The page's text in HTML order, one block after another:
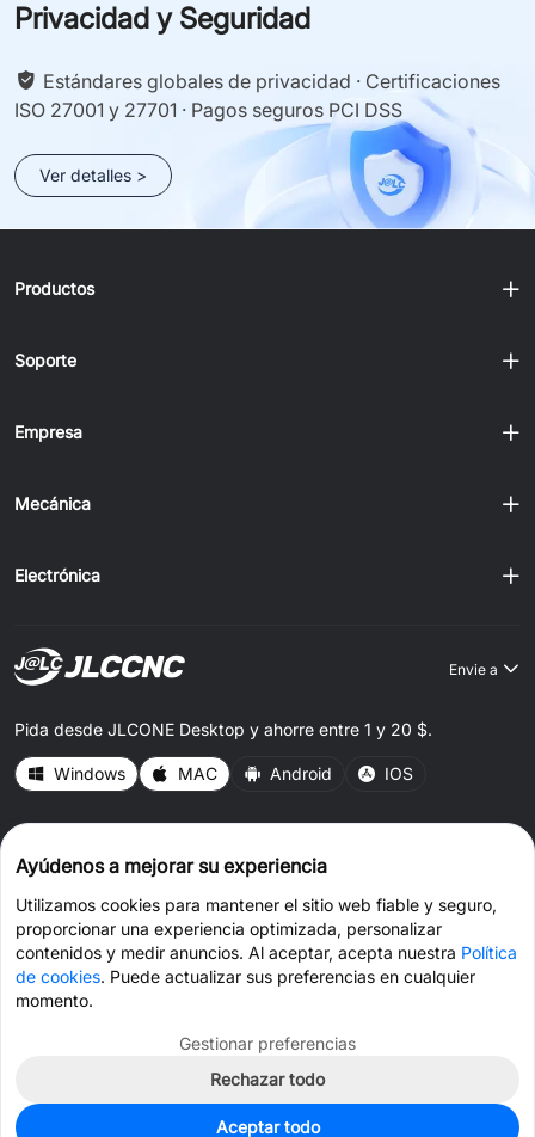
Privacidad y Seguridad
Estándares globales de privacidad · Certificaciones
ISO 27001 y 27701 · Pagos seguros PCI DSS
Ver detalles >
Productos
Soporte
Empresa
Mecánica
Electrónica
Envie a
Pida desde JLCONE Desktop y ahorre entre 1 y 20 $.
Windows MAC Android IOS
© 2026 JLCCNC.COM Todos los derechos reservados.
política de privacidad
Ayúdenos a mejorar su experiencia
Utilizamos cookies para mantener el sitio web fiable y seguro,
proporcionar una experiencia optimizada, personalizar
contenidos y medir anuncios. Al aceptar, acepta nuestra Política
de cookies. Puede actualizar sus preferencias en cualquier
momento.
Gestionar preferencias
Rechazar todo
Aceptar todo